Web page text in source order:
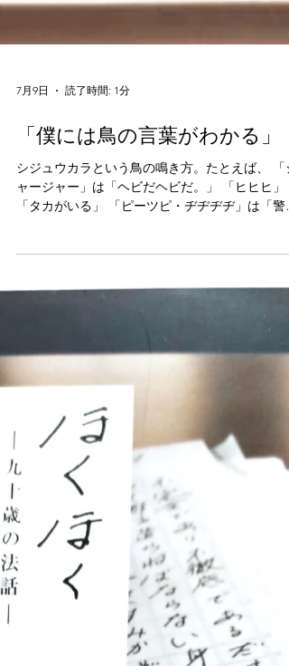
7月9日 読了時間: 1分
シジュウカラという鳥の鳴き方。たとえば、 「ジ
「タカがいる」 「ピーツピ・ヂヂヂヂ」は「警戒
して、集まれ」 これらの言葉を、コガラ、ヤマガ
ラなどのガラ類はみんな共通して理解し、 さら
に、鳥のジェスチャーにも意味があることを発
相手をだますらしい。 もう、おもしろすぎて一気
に読みました。 今世界が注目する「動物言語学」
の道を開いた人です。 これを読むと、「人間が最
も高度な動物」だと思ってた人間はアカンなあ、
と思い知らされます。 中学生なら読めますよ。オ
ススメ。 鈴木俊貴著 小学館 1,700円+税